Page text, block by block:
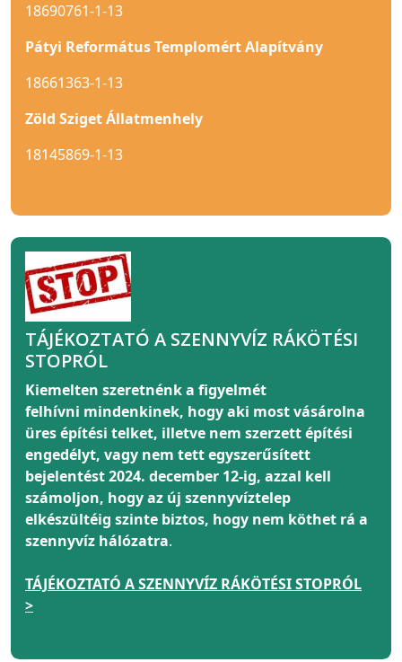
18690761-1-13
Pátyi Református Templomért Alapítvány
18661363-1-13
Zöld Sziget Állatmenhely
18145869-1-13
TÁJÉKOZTATÓ A SZENNYVÍZ RÁKÖTÉSI
STOPRÓL
Kiemelten szeretnénk a figyelmét
felhívni mindenkinek, hogy aki most vásárolna
üres építési telket, illetve nem szerzett építési
engedélyt, vagy nem tett egyszerűsített
bejelentést 2024. december 12-ig, azzal kell
számoljon, hogy az új szennyvíztelep
elkészültéig szinte biztos, hogy nem köthet rá a
szennyvíz hálózatra.
TÁJÉKOZTATÓ A SZENNYVÍZ RÁKÖTÉSI STOPRÓL
>